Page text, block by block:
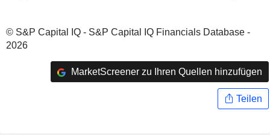
© S&P Capital IQ - S&P Capital IQ Financials Database -
2026
MarketScreener zu Ihren Quellen hinzufügen
Teilen